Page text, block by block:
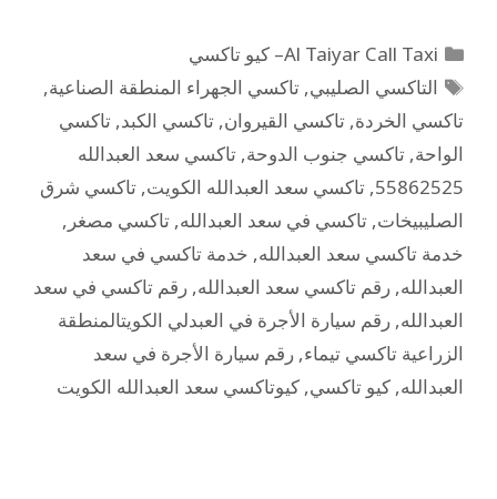
Al Taiyar Call Taxi– كيو تاكسي
التاكسي الصليبي,تاكسي الجهراء المنطقة الصناعية,
تاكسي الخردة, تاكسي القيروان, تاكسي الكبد, تاكسي
الواحة, تاكسي جنوب الدوحة, تاكسي سعد العبدالله
55862525
, تاكسي سعد العبدالله الكويت, تاكسي شرق
الصليبيخات, تاكسي في سعد العبدالله, تاكسي مصغر ,
خدمة تاكسي سعد العبدالله, خدمة تاكسي في سعد
العبدالله, رقم تاكسي سعد العبدالله, رقم تاكسي في سعد
العبدالله, رقم سيارة الأجرة في العبدلي الكويتالمنطقة
الزراعية تاكسي تيماء, رقم سيارة الأجرة في سعد
العبدالله, كيو تاكسي, كيوتاكسي سعد العبدالله الكويت